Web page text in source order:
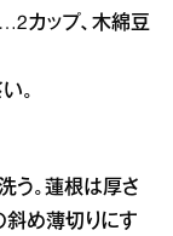
カップ、木綿豆
。
う。蓮根は厚さ
め薄切りにす